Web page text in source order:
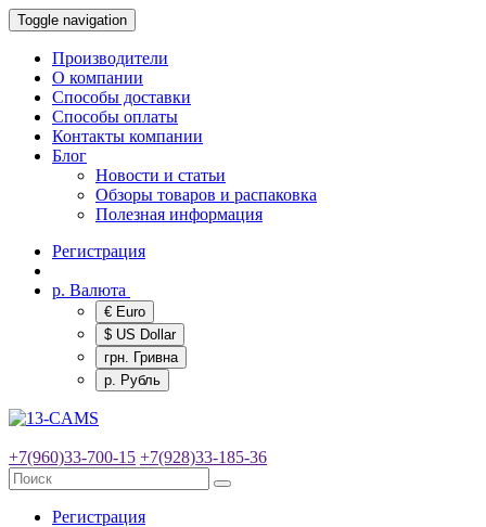
Toggle navigation
Производители
О компании
Способы доставки
Способы оплаты
Контакты компании
Блог
Новости и статьи
Обзоры товаров и распаковка
Полезная информация
Регистрация
р. Валюта
€ Euro
$ US Dollar
грн. Гривна
р. Рубль
+7(960)33-700-15 +7(928)33-185-36
Регистрация